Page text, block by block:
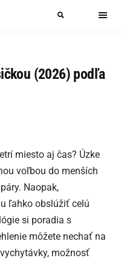
(2026) podľa
miesto aj čas? Úzke
voľbou do menších
Naopak,
ľahko obslúžiť celú
si poradia s
môžete nechať na
možnosť